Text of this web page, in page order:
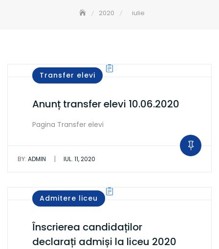
2020 iulie
Transfer elevi
Anunț transfer elevi 10.06.2020
Pagina Transfer elevi
BY: ADMIN | IUL. 11, 2020
Admitere liceu
Înscrierea candidaților
declarați admiși la liceu 2020